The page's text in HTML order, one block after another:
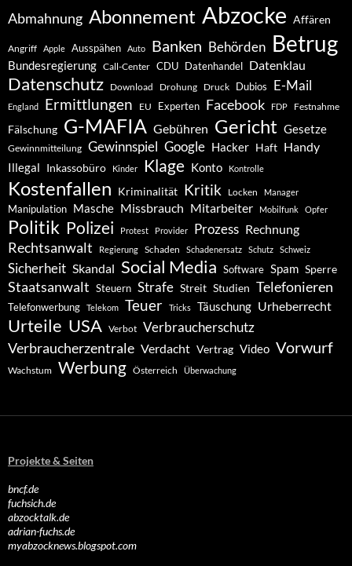
Abmahnung Abonnement Abzocke Affären
Angriff Apple Ausspähen Auto Banken Behörden Betrug
Bundesregierung Call-Center CDU Datenhandel Datenklau
Datenschutz Download Drohung Druck Dubios E-Mail
England Ermittlungen EU Experten Facebook FDP Festnahme
Fälschung G-MAFIA Gebühren Gericht Gesetze
Gewinnmitteilung Gewinnspiel Google Hacker Haft Handy
Illegal Inkassobüro Kinder Klage Konto Kontrolle
Kostenfallen Kriminalität Kritik Locken Manager
Manipulation Masche Missbrauch Mitarbeiter Mobilfunk Opfer
Politik Polizei Protest Provider Prozess Rechnung
Rechtsanwalt Regierung Schaden Schadenersatz Schutz Schweiz
Sicherheit Skandal Social Media Software Spam Sperre
Staatsanwalt Steuern Strafe Streit Studien Telefonieren
Telefonwerbung Telekom Teuer Tricks Täuschung Urheberrecht
Urteile USA Verbot Verbraucherschutz
Verbraucherzentrale Verdacht Vertrag Video Vorwurf
Wachstum Werbung Österreich Überwachung
Projekte & Seiten
bncf.de
fuchsich.de
abzocktalk.de
adrian-fuchs.de
myabzocknews.blogspot.com